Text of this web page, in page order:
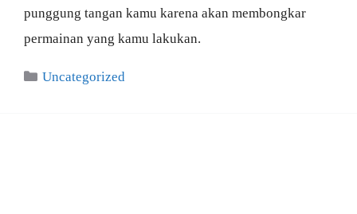
punggung tangan kamu karena akan membongkar
permainan yang kamu lakukan.
Categories
Uncategorized